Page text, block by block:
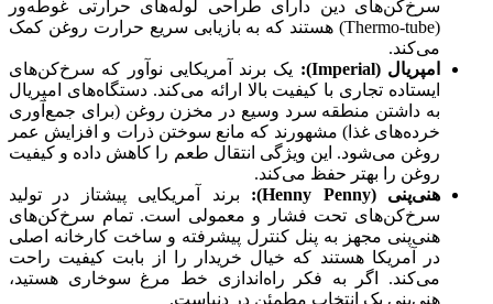
سرخ‌کن‌های دین دارای طراحی لوله‌های حرارتی غوطه‌ور
(Thermo-tube) هستند که به بازیابی سریع حرارت روغن کمک
می‌کند.
امپریال (Imperial):
یک برند آمریکایی نوآور که سرخ‌کن‌های
ایستاده تجاری با کیفیت بالا ارائه می‌کند. دستگاه‌های امپریال
به داشتن منطقه سرد وسیع در مخزن روغن (برای جمع‌آوری
خرده‌های غذا) مشهورند که مانع سوختن ذرات و افزایش عمر
روغن می‌شود. این ویژگی انتقال طعم را کاهش داده و کیفیت
روغن را بهتر حفظ می‌کند.
هنی‌پنی (Henny Penny):
برند آمریکایی پیشتاز در تولید
سرخ‌کن‌های تحت فشار و معمولی است. تمام سرخ‌کن‌های
هنی‌پنی مجهز به پنل کنترل پیشرفته و ساخت کارخانه اصلی
در آمریکا هستند که خیال خریدار را از بابت کیفیت راحت
می‌کند. اگر به فکر راه‌اندازی خط مرغ سوخاری هستید،
هنی‌پنی یک انتخاب مطمئن در دنیاست.